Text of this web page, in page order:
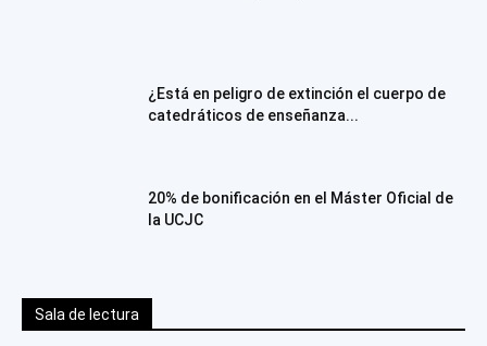
¿Está en peligro de extinción el cuerpo de
catedráticos de enseñanza...
20% de bonificación en el Máster Oficial de
la UCJC
Sala de lectura